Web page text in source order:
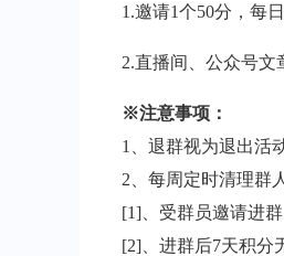
1.邀请1个50分，每
2.直播间、公众号文
※注意事项：
1、退群视为退出活
2、每周定时清理群
[1]、受群员邀请进
[2]、进群后7天积分